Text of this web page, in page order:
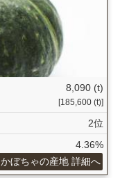
8,090 (t)
[185,600 (t)]
2位
4.36%
かぼちゃの産地 詳細へ